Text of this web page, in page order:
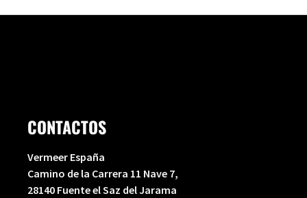
CONTACTOS
Vermeer España
Camino de la Carrera 11 Nave 7,
28140 Fuente el Saz del Jarama